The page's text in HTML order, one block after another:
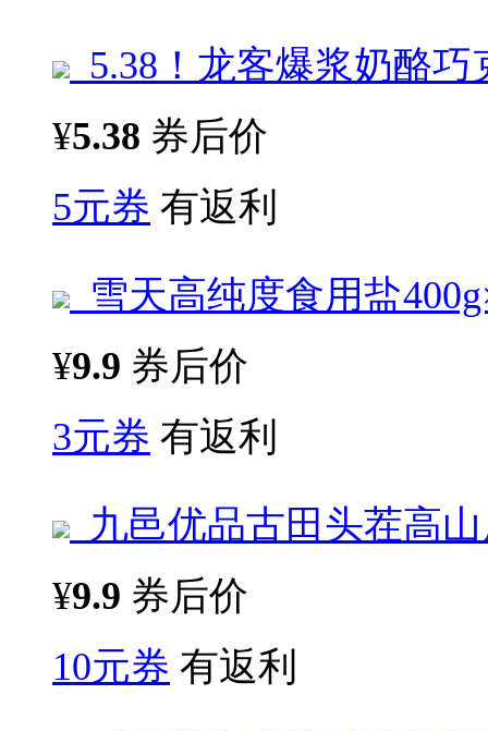
5.38！龙客爆浆奶酪巧
¥5.38 券后价
5元券 有返利
雪天高纯度食用盐
¥9.9 券后价
3元券 有返利
九邑优品古田头茬高
¥9.9 券后价
10元券 有返利